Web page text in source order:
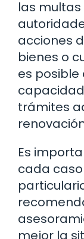
las
acciones
bienes o
es posible
trámites
Es
cada
mejor la